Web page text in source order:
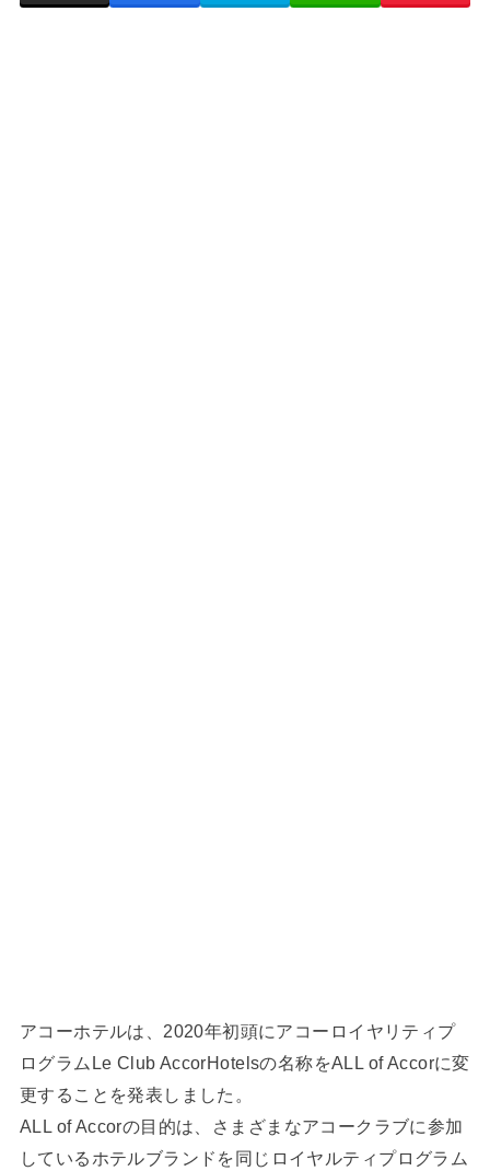
アコーホテルは、2020年初頭にアコーロイヤリティプ
ログラムLe Club AccorHotelsの名称をALL of Accorに変
更することを発表しました。
ALL of Accorの目的は、さまざまなアコークラブに参加
しているホテルブランドを同じロイヤルティプログラム